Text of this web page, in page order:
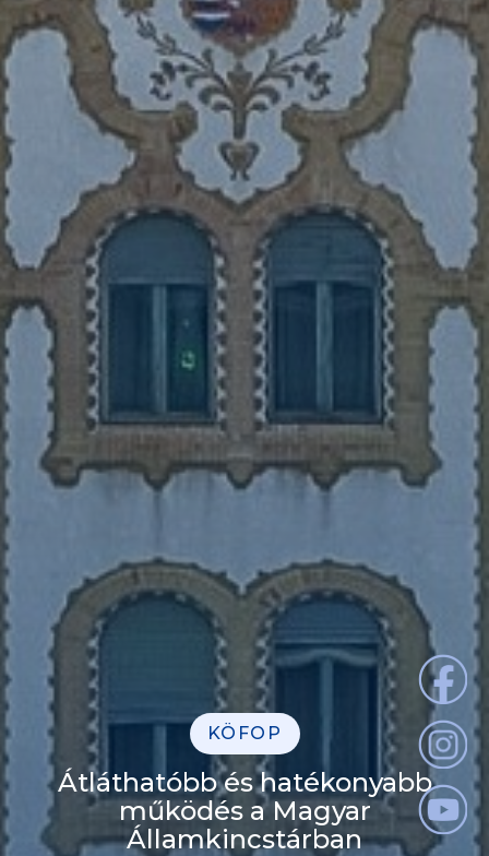
KÖFOP
Átláthatóbb és hatékonyabb
működés a Magyar
Államkincstárban